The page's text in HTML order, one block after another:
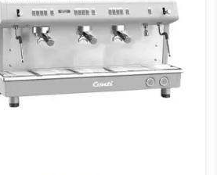
maliyetlerini düşürürken
tasarımı sayesinde ilave